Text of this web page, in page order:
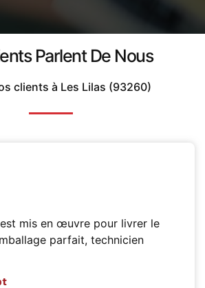
Parlent De Nous
clients à Les Lilas (93260)
mis en œuvre pour livrer le
parfait, technicien